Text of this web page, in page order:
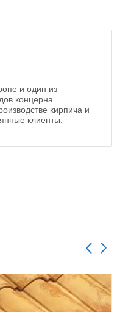
и один из
концерна
кирпича и
клиенты.